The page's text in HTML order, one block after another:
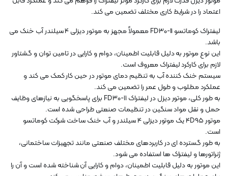
اعتماد را در شرایط کاری مختلف تضمین می کند.
لیفتراک کوماتسو FD30-11 معمولاً مجهز به موتور دیزلی 4 سیلندر آب خنک می
باشد.
این نوع موتور به دلیل قابلیت اطمینان، دوام و کارایی در تامین توان و گشتاور
لازم برای کارکرد لیفتراک معروف است.
سیستم خنک کننده آب به تنظیم دمای موتور در حین کار کمک می کند و
عملکرد مطلوب و طول عمر را تضمین می کند.
به طور کلی، موتور دیزل در لیفتراک FD30-11 برای پاسخگویی به نیازهای وظایف
حمل و نقل مواد سنگین در تنظیمات صنعتی طراحی شده است.
موتور 4D95 یک موتور دیزلی 4 سیلندر و آب خنک ساخت شرکت کوماتسو
است.
به طور گسترده ای در کاربردهای مختلف صنعتی مانند تجهیزات ساختمانی،
ژنراتورها و لیفتراک ها استفاده می شود.
این موتور به دلیل قابلیت اطمینان، دوام و کارایی آن شناخته شده است و آن را